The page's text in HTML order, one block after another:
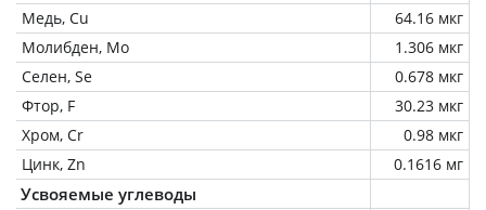
Медь, Cu
64.16 мкг
Молибден, Mo
1.306 мкг
Селен, Se
0.678 мкг
Фтор, F
30.23 мкг
Хром, Cr
0.98 мкг
Цинк, Zn
0.1616 мг
Усвояемые углеводы